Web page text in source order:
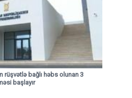
rüşvətlə bağlı həbs olunan 3
başlayır